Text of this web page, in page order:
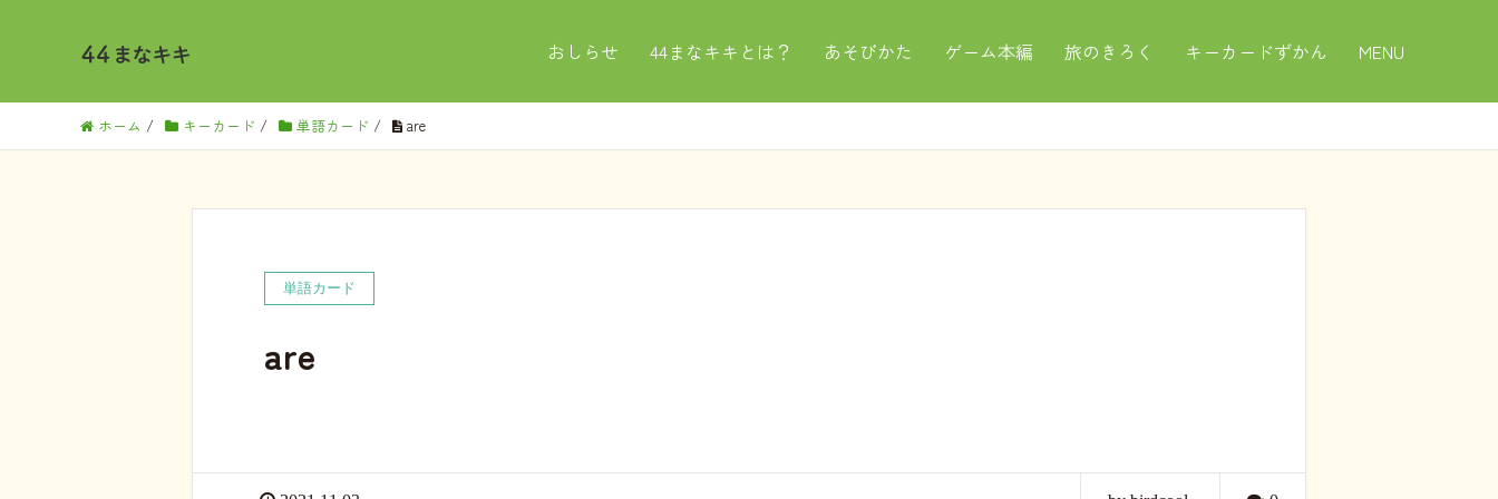
おしらせ 44まなキキとは？ あそびかた ゲーム本編 旅のきろく キーカードずかん MENU
ホーム / キーカード / 単語カード / are
単語カード
are